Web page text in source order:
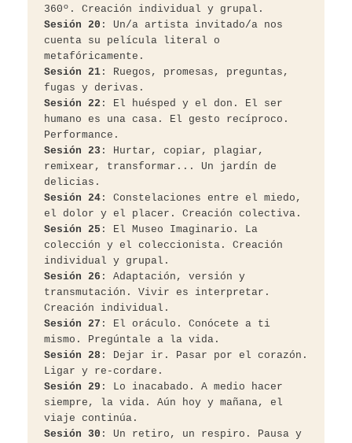
360º. Creación individual y grupal.
Sesión 20 : Un/a artista invitado/a nos
cuenta su película literal o
metafóricamente.
Sesión 21: Ruegos, promesas, preguntas,
fugas y derivas.
Sesión 22 : El huésped y el don. El ser
humano es una casa. El gesto recíproco.
Performance.
Sesión 23 : Hurtar, copiar, plagiar,
remixear, transformar... Un jardín de
delicias.
Sesión 24: Constelaciones entre el miedo,
el dolor y el placer. Creación colectiva.
Sesión 25 : El Museo Imaginario. La
colección y el coleccionista. Creación
individual y grupal.
Sesión 26 : Adaptación, versión y
transmutación. Vivir es interpretar.
Creación individual.
Sesión 27 : El oráculo. Conócete a ti
mismo. Pregúntale a la vida.
Sesión 28 : Dejar ir. Pasar por el corazón.
Ligar y re-cordare.
Sesión 29 : Lo inacabado. A medio hacer
siempre, la vida. Aún hoy y mañana, el
viaje continúa.
Sesión 30 : Un retiro, un respiro. Pausa y